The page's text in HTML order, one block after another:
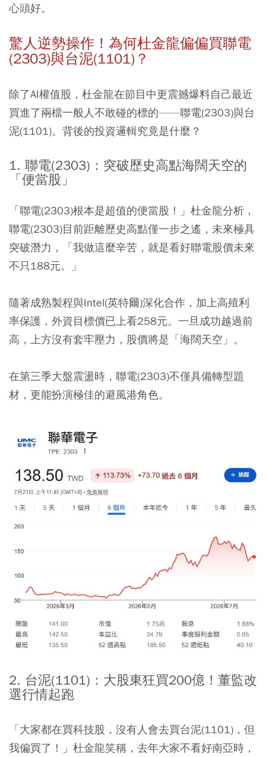
心頭好。
驚人逆勢操作！為何杜金龍偏偏買聯電
(2303)與台泥(1101)？
除了AI權值股，杜金龍在節目中更震撼爆料自己最近
買進了兩檔一般人不敢碰的標的——聯電(2303)與台
泥(1101)。背後的投資邏輯究竟是什麼？
1. 聯電(2303)：突破歷史高點海闊天空的
「便當股」
「聯電(2303)根本是超值的便當股！」杜金龍分析，
聯電(2303)目前距離歷史高點僅一步之遙，未來極具
突破潛力，「我做這麼辛苦，就是看好聯電股價未來
不只188元。」
隨著成熟製程與Intel(英特爾)深化合作，加上高殖利
率保護， 外資目標價已上看258元。 一旦成功越過前
高，上方沒有套牢壓力，股價將是「海闊天空」。
在第三季大盤震盪時，聯電(2303)不僅具備轉型題
材，更能扮演極佳的避風港角色。
2. 台泥(1101)：大股東狂買200億！董監改
選行情起跑
「大家都在買科技股，沒有人會去買台泥(1101)，但
我偏買了！」杜金龍笑稱，去年大家不看好南亞時，